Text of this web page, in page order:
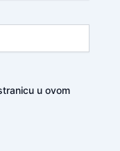
u ovom